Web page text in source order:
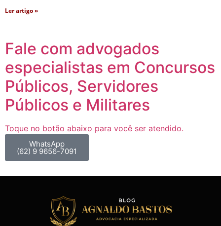
Ler artigo »
Fale com advogados
especialistas em Concursos
Públicos, Servidores
Públicos e Militares
Toque no botão abaixo para você ser atendido.
WhatsApp
(62) 9 9656-7091